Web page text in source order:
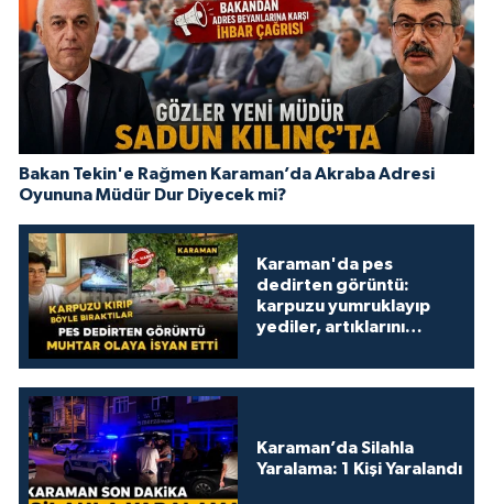
Bakan Tekin'e Rağmen Karaman’da Akraba Adresi
Oyununa Müdür Dur Diyecek mi?
Karaman'da pes
dedirten görüntü:
karpuzu yumruklayıp
yediler, artıklarını
Karaman’da Silahla
Yaralama: 1 Kişi Yaralandı